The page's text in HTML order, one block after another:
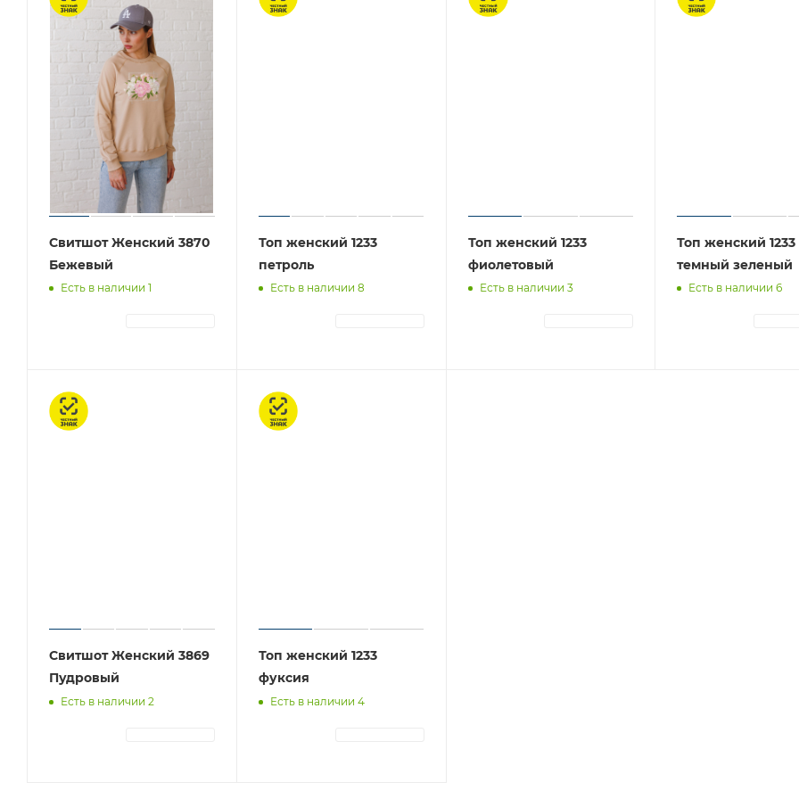
Свитшот Женский 3870
Бежевый
Есть в наличии 1
Топ женский 1233
петроль
Есть в наличии 8
Топ женский 1233
фиолетовый
Есть в наличии 3
Топ женский 1233
темный зеленый
Есть в наличии 6
Честный знак
Свитшот Женский 3869
Пудровый
Есть в наличии 2
Честный знак
Топ женский 1233
фуксия
Есть в наличии 4